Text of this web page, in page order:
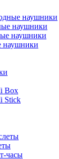
наушники
наушники
наушники
наушники
Box
Stick